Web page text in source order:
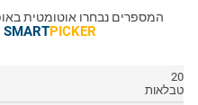
המספרים נבחרו אוטומטית
SMARTPICKER
20
טבלאות